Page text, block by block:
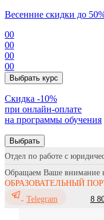
Весенние скидки до
00
00
00
00
Выбрать курс
Cкидка -10%
при онлайн-оплате
на программы обучения
Выбрать
Отдел по работе с
Обращаем Ваше внимание
ОБРАЗОВАТЕЛЬНЫЙ
Telegram
8